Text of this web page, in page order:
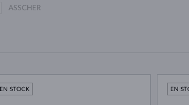
ASSCHER
EN STOCK EN